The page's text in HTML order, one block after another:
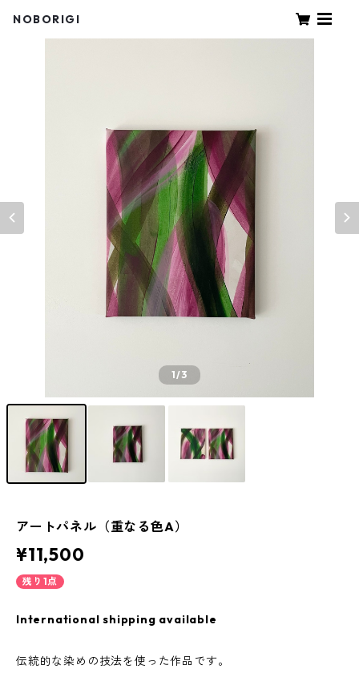
NOBORIGI
1/3
アートパネル（重なる色A）
¥11,500
残り1点
International shipping available
伝統的な染めの技法を使った作品です。